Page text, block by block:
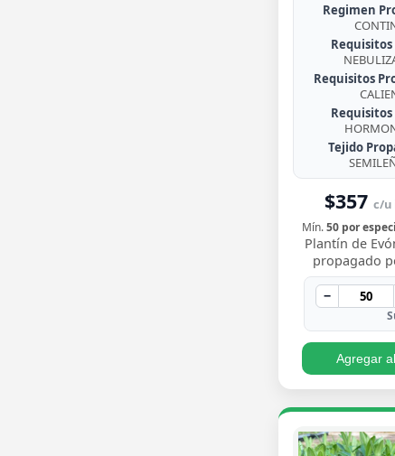
Regimen
Requisitos
Requisitos
Requisitos
Tejido
$357 c/u
Mín.50 por
Plantín de
propagado
enraizado,
de follaje
brillante
−
Agregar